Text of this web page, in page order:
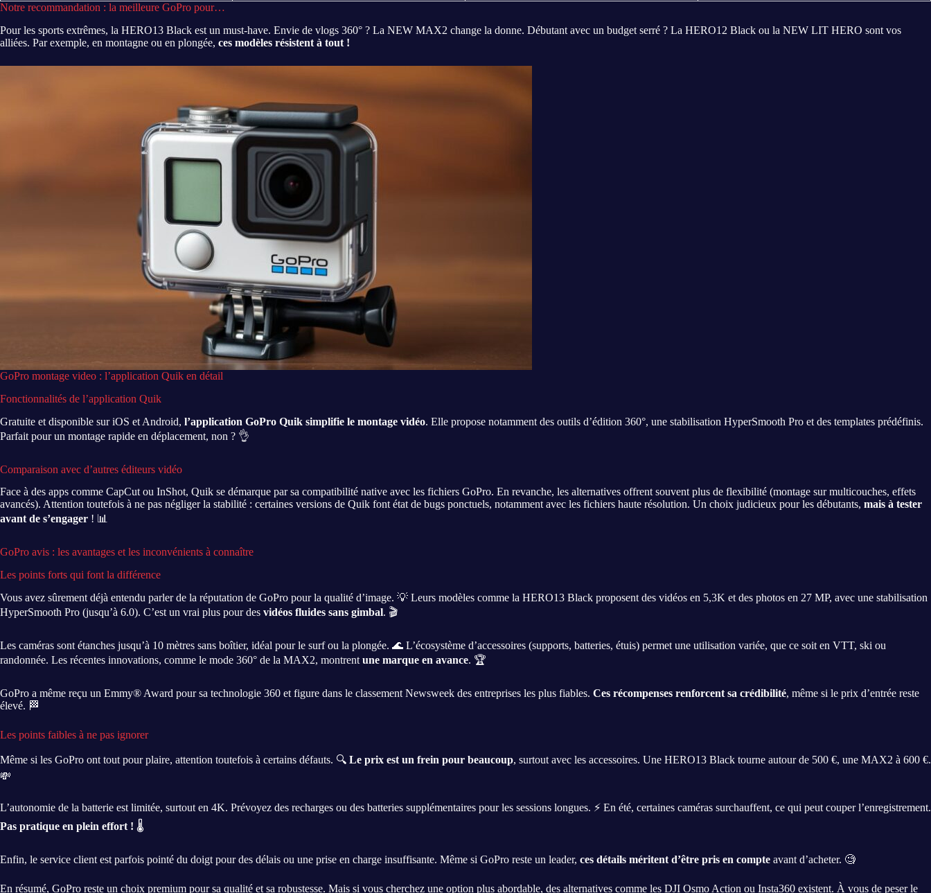
Notre recommandation : la meilleure GoPro pour…
Pour les sports extrêmes, la HERO13 Black est un must-have. Envie de vlogs 360° ? La NEW MAX2 change la donne. Débutant avec un budget serré ? La HERO12 Black ou la NEW LIT HERO sont vos
alliées. Par exemple, en montagne ou en plongée, ces modèles résistent à tout !
GoPro montage video : l’application Quik en détail
Fonctionnalités de l’application Quik
Gratuite et disponible sur iOS et Android, l’application GoPro Quik simplifie le montage vidéo. Elle propose notamment des outils d’édition 360°, une stabilisation HyperSmooth Pro et des templates prédéfinis.
Parfait pour un montage rapide en déplacement, non ? 👌
Comparaison avec d’autres éditeurs vidéo
Face à des apps comme CapCut ou InShot, Quik se démarque par sa compatibilité native avec les fichiers GoPro. En revanche, les alternatives offrent souvent plus de flexibilité (montage sur multicouches, effets
avancés). Attention toutefois à ne pas négliger la stabilité : certaines versions de Quik font état de bugs ponctuels, notamment avec les fichiers haute résolution. Un choix judicieux pour les débutants, mais à tester
avant de s’engager ! 📊
GoPro avis : les avantages et les inconvénients à connaître
Les points forts qui font la différence
Vous avez sûrement déjà entendu parler de la réputation de GoPro pour la qualité d’image. 💡 Leurs modèles comme la HERO13 Black proposent des vidéos en 5,3K et des photos en 27 MP, avec une stabilisation
HyperSmooth Pro (jusqu’à 6.0). C’est un vrai plus pour des vidéos fluides sans gimbal. 🎬
Les caméras sont étanches jusqu’à 10 mètres sans boîtier, idéal pour le surf ou la plongée. 🌊 L’écosystème d’accessoires (supports, batteries, étuis) permet une utilisation variée, que ce soit en VTT, ski ou
randonnée. Les récentes innovations, comme le mode 360° de la MAX2, montrent une marque en avance. 🏆
GoPro a même reçu un Emmy® Award pour sa technologie 360 et figure dans le classement Newsweek des entreprises les plus fiables. Ces récompenses renforcent sa crédibilité, même si le prix d’entrée reste
élevé. 🏁
Les points faibles à ne pas ignorer
Même si les GoPro ont tout pour plaire, attention toutefois à certains défauts. 🔍 Le prix est un frein pour beaucoup, surtout avec les accessoires. Une HERO13 Black tourne autour de 500 €, une MAX2 à 600 €.
💸
L’autonomie de la batterie est limitée, surtout en 4K. Prévoyez des recharges ou des batteries supplémentaires pour les sessions longues. ⚡ En été, certaines caméras surchauffent, ce qui peut couper l’enregistrement.
Pas pratique en plein effort ! 🌡️
Enfin, le service client est parfois pointé du doigt pour des délais ou une prise en charge insuffisante. Même si GoPro reste un leader, ces détails méritent d’être pris en compte avant d’acheter. 🧐
En résumé, GoPro reste un choix premium pour sa qualité et sa robustesse. Mais si vous cherchez une option plus abordable, des alternatives comme les DJI Osmo Action ou Insta360 existent. À vous de peser le